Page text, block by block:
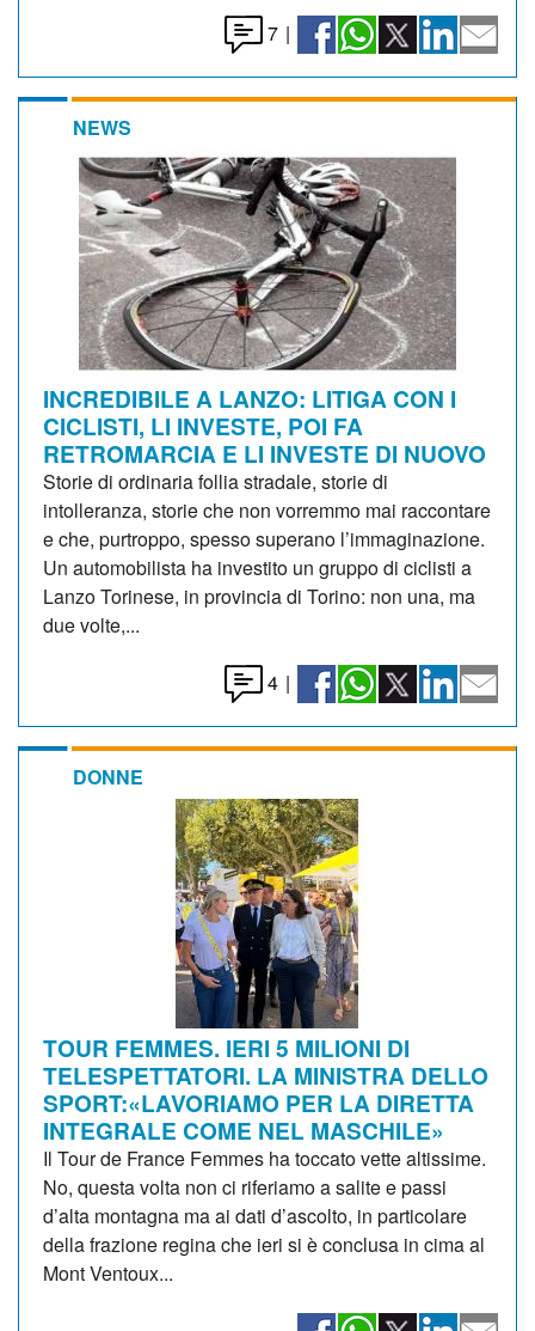
7 |
NEWS
INCREDIBILE A LANZO: LITIGA CON I
CICLISTI, LI INVESTE, POI FA
RETROMARCIA E LI INVESTE DI NUOVO
Storie di ordinaria follia stradale, storie di
intolleranza, storie che non vorremmo mai raccontare
e che, purtroppo, spesso superano l’immaginazione.
Un automobilista ha investito un gruppo di ciclisti a
Lanzo Torinese, in provincia di Torino: non una, ma
due volte,...
4 |
DONNE
TOUR FEMMES. IERI 5 MILIONI DI
TELESPETTATORI. LA MINISTRA DELLO
SPORT:«LAVORIAMO PER LA DIRETTA
INTEGRALE COME NEL MASCHILE»
Il Tour de France Femmes ha toccato vette altissime.
No, questa volta non ci riferiamo a salite e passi
d’alta montagna ma ai dati d’ascolto, in particolare
della frazione regina che ieri si è conclusa in cima al
Mont Ventoux...